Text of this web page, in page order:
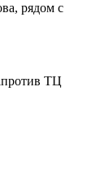
рядом с
ТЦ